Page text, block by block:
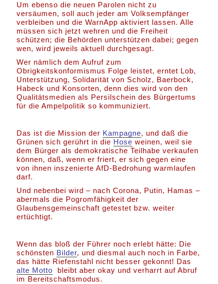
Um ebenso die neuen Parolen nicht zu
versäumen, soll auch jeder am Volksempfänger
verbleiben und die WarnApp aktiviert lassen. Alle
müssen sich jetzt wehren und die Freiheit
schützen; die Behörden unterstützen dabei; gegen
wen, wird jeweils aktuell durchgesagt.
Wer nämlich dem Aufruf zum
Obrigkeitskonformismus Folge leistet, erntet Lob,
Unterstützung, Solidarität von Scholz, Baerbock,
Habeck und Konsorten, denn dies wird von den
Qualitätsmedien als Persilschein des Bürgertums
für die Ampelpolitik so kommuniziert.
Das ist die Mission der Kampagne, und daß die
Grünen sich gerührt in die Hose weinen, weil sie
dem Bürger als demokratische Teilhabe verkaufen
können, daß, wenn er friert, er sich gegen eine
von ihnen inszenierte AfD-Bedrohung warmlaufen
darf.
Und nebenbei wird – nach Corona, Putin, Hamas –
abermals die Pogromfähigkeit der
Glaubensgemeinschaft getestet bzw. weiter
ertüchtigt.
Wenn das bloß der Führer noch erlebt hätte: Die
schönsten Bilder, und diesmal auch noch in Farbe,
das hätte Riefenstahl nicht besser gekonnt! Das
alte Motto bleibt aber okay und verharrt auf Abruf
im Bereitschaftsmodus.